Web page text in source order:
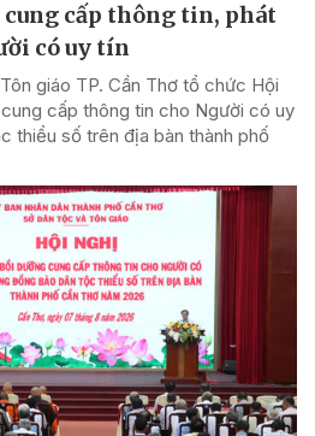
cung cấp thông tin, phát
có uy tín
giáo TP. Cần Thơ tổ chức Hội
cấp thông tin cho Người có uy
thiểu số trên địa bàn thành phố